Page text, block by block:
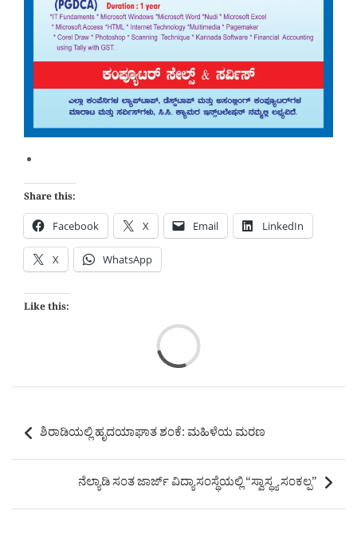
Share this:
Facebook X Email LinkedIn
X WhatsApp
Like this:
Post
navigation
ಶಿರಾಡಿಯಲ್ಲಿ ಹೃದಯಾಘಾತ ಶಂಕೆ: ಮಹಿಳೆಯ ಮರಣ
ನೆಲ್ಯಾಡಿ ಸಂತ ಜಾರ್ಜ್ ವಿದ್ಯಾಸಂಸ್ಥೆಯಲ್ಲಿ “ಸ್ವಾಸ್ಥ್ಯ ಸಂಕಲ್ಪ”